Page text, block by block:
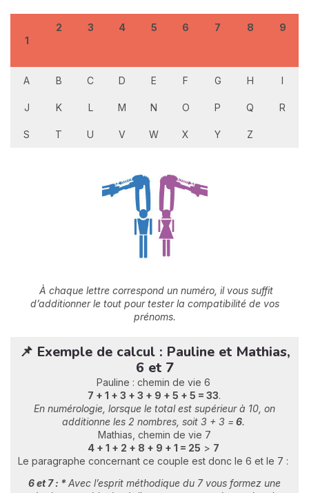
1
2 3 4 5 6 7 8 9
A B C D E F G H I
J K L M N O P Q R
S T U V W X Y Z
À chaque lettre correspond un numéro, il vous suffit
d’additionner le tout pour tester la compatibilité de vos
prénoms.
📌 Exemple de calcul : Pauline et Mathias,
6 et 7
Pauline : chemin de vie 6
7 + 1 + 3 + 3 + 9 + 5 + 5 = 33.
En numérologie, lorsque le total est supérieur à 10, on
additionne les 2 nombres, soit 3 + 3 = 6.
Mathias, chemin de vie 7
4 + 1 + 2 + 8 + 9 + 1 = 25 > 7
Le paragraphe concernant ce couple est donc le 6 et le 7 :
6 et 7 : *Avec l’esprit méthodique du 7 vous formez une